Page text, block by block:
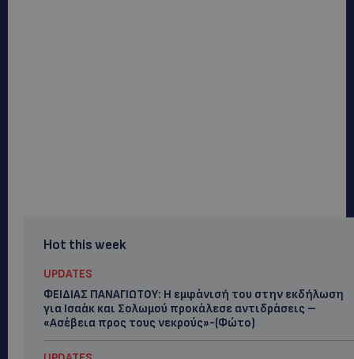
Hot this week
UPDATES
ΦΕΙΔΙΑΣ ΠΑΝΑΓΙΩΤΟΥ: Η εμφάνισή του στην εκδήλωση
για Ισαάκ και Σολωμού προκάλεσε αντιδράσεις –
«Ασέβεια προς τους νεκρούς»-(Φώτο)